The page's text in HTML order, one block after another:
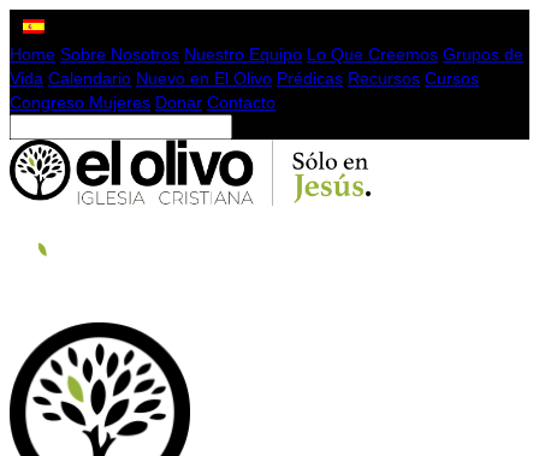
Home Sobre Nosotros Nuestro Equipo Lo Que Creemos Grupos de
Vida Calendario Nuevo en El Olivo Prédicas Recursos Cursos
Congreso Mujeres Donar Contacto